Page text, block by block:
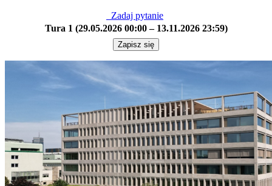
Zadaj pytanie
Tura 1 (29.05.2026 00:00 – 13.11.2026 23:59)
Zapisz się